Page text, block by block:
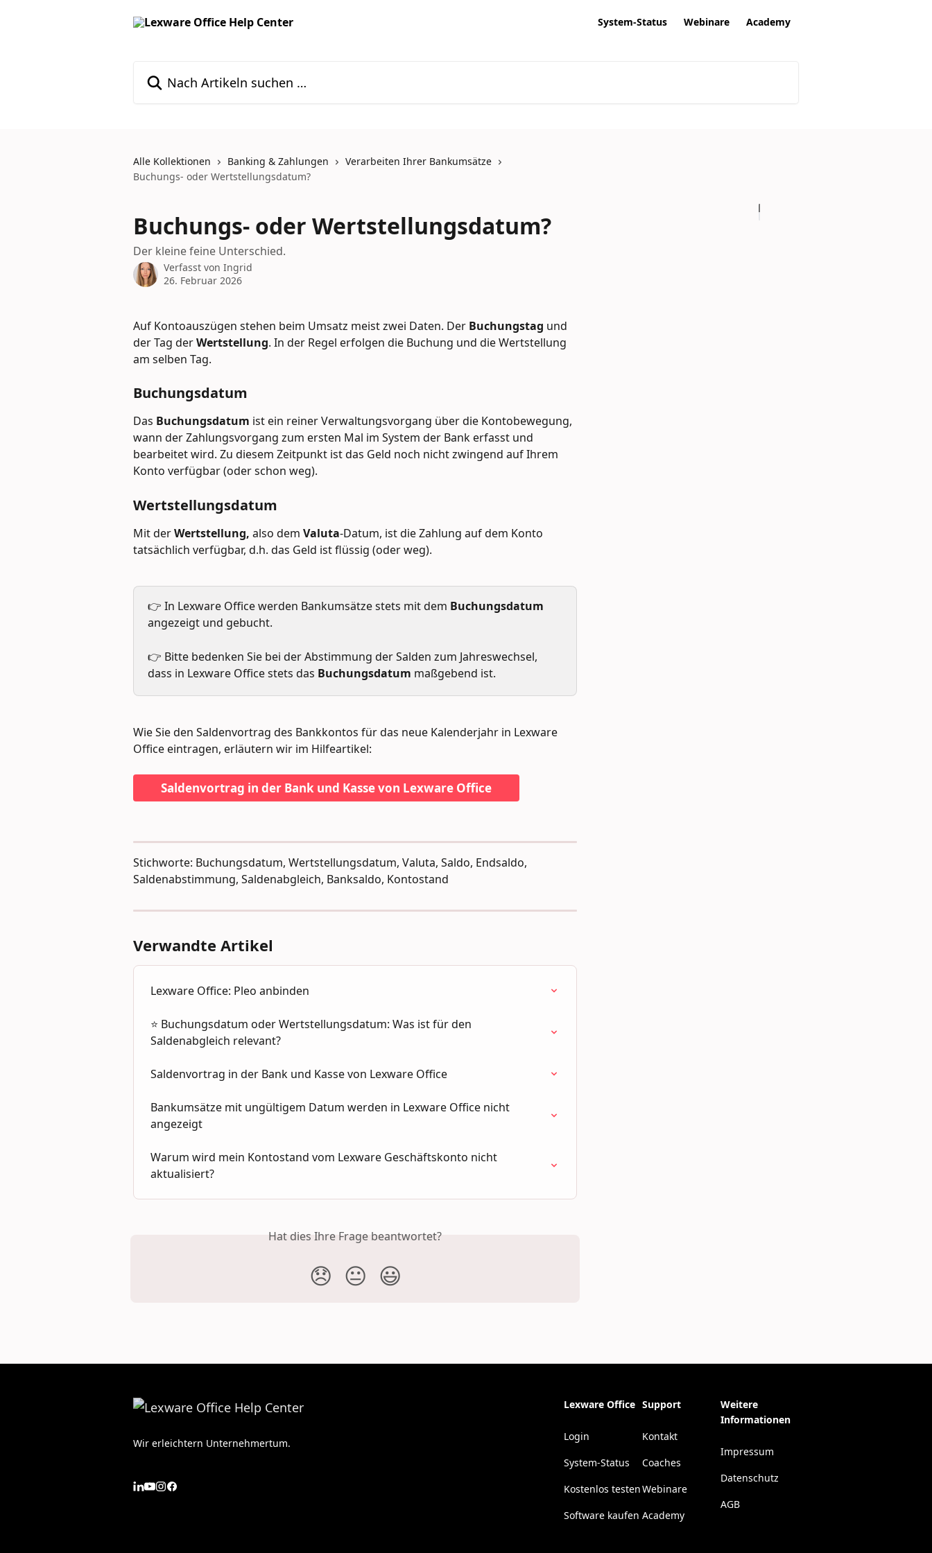
System-Status Webinare Academy
Alle Kollektionen Banking & Zahlungen
Verarbeiten Ihrer Bankumsätze
Buchungs- oder Wertstellungsdatum?
Buchungs- oder Wertstellungsdatum?
Der kleine feine Unterschied.
Verfasst von Ingrid
26. Februar 2026
Auf Kontoauszügen stehen beim Umsatz meist zwei Daten. Der Buchungstag und
der Tag der Wertstellung. In der Regel erfolgen die Buchung und die Wertstellung
am selben Tag.
Buchungsdatum
Das Buchungsdatum ist ein reiner Verwaltungsvorgang über die Kontobewegung,
wann der Zahlungsvorgang zum ersten Mal im System der Bank erfasst und
bearbeitet wird. Zu diesem Zeitpunkt ist das Geld noch nicht zwingend auf Ihrem
Konto verfügbar (oder schon weg).
Wertstellungsdatum
Mit der Wertstellung, also dem Valuta-Datum, ist die Zahlung auf dem Konto
tatsächlich verfügbar, d.h. das Geld ist flüssig (oder weg).
👉 In Lexware Office werden Bankumsätze stets mit dem Buchungsdatum
angezeigt und gebucht.
👉 Bitte bedenken Sie bei der Abstimmung der Salden zum Jahreswechsel,
dass in Lexware Office stets das Buchungsdatum maßgebend ist.
Wie Sie den Saldenvortrag des Bankkontos für das neue Kalenderjahr in Lexware
Office eintragen, erläutern wir im Hilfeartikel:
Saldenvortrag in der Bank und Kasse von Lexware Office
Stichworte: Buchungsdatum, Wertstellungsdatum, Valuta, Saldo, Endsaldo,
Saldenabstimmung, Saldenabgleich, Banksaldo, Kontostand
Verwandte Artikel
Lexware Office: Pleo anbinden
⭐ Buchungsdatum oder Wertstellungsdatum: Was ist für den
Saldenabgleich relevant?
Saldenvortrag in der Bank und Kasse von Lexware Office
Bankumsätze mit ungültigem Datum werden in Lexware Office nicht
angezeigt
Warum wird mein Kontostand vom Lexware Geschäftskonto nicht
aktualisiert?
Hat dies Ihre Frage beantwortet?
😞 😐 😃
Wir erleichtern Unternehmertum.
Lexware Office
Login
System-Status
Kostenlos testen
Software kaufen
Support
Kontakt
Coaches
Webinare
Academy
Weitere
Informationen
Impressum
Datenschutz
AGB